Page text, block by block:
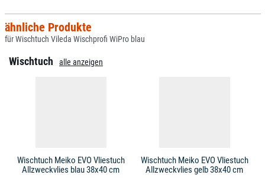
ähnliche Produkte
für Wischtuch Vileda Wischprofi WiPro blau
Wischtuch alle anzeigen
Wischtuch Meiko EVO Vliestuch
Allzweckvlies blau 38x40 cm
Wischtuch Meiko EVO Vliestuch
Allzweckvlies gelb 38x40 cm